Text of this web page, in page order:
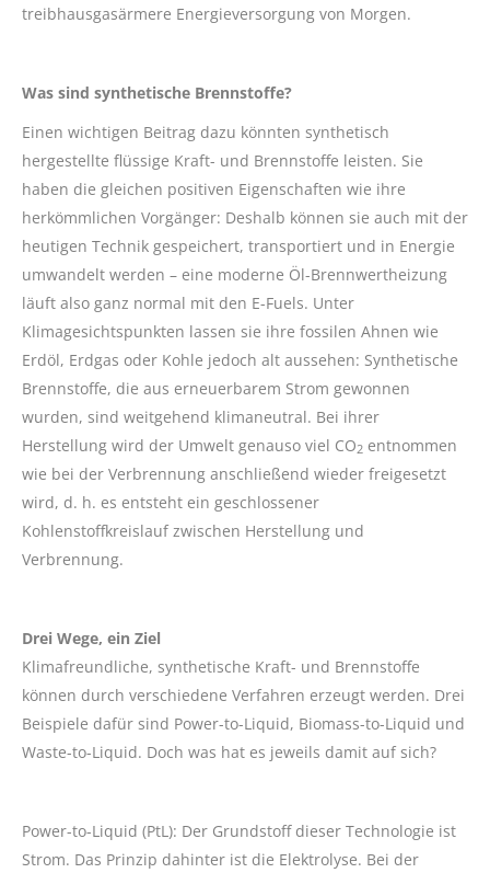
treibhausgasärmere Energieversorgung von Morgen.
Was sind synthetische Brennstoffe?
Einen wichtigen Beitrag dazu könnten synthetisch
hergestellte flüssige Kraft- und Brennstoffe leisten. Sie
haben die gleichen positiven Eigenschaften wie ihre
herkömmlichen Vorgänger: Deshalb können sie auch mit der
heutigen Technik gespeichert, transportiert und in Energie
umwandelt werden – eine moderne Öl-Brennwertheizung
läuft also ganz normal mit den E-Fuels. Unter
Klimagesichtspunkten lassen sie ihre fossilen Ahnen wie
Erdöl, Erdgas oder Kohle jedoch alt aussehen: Synthetische
Brennstoffe, die aus erneuerbarem Strom gewonnen
wurden, sind weitgehend klimaneutral. Bei ihrer
Herstellung wird der Umwelt genauso viel CO2 entnommen
wie bei der Verbrennung anschließend wieder freigesetzt
wird, d. h. es entsteht ein geschlossener
Kohlenstoffkreislauf zwischen Herstellung und
Verbrennung.
Drei Wege, ein Ziel
Klimafreundliche, synthetische Kraft- und Brennstoffe
können durch verschiedene Verfahren erzeugt werden. Drei
Beispiele dafür sind Power-to-Liquid, Biomass-to-Liquid und
Waste-to-Liquid. Doch was hat es jeweils damit auf sich?
Power-to-Liquid (PtL): Der Grundstoff dieser Technologie ist
Strom. Das Prinzip dahinter ist die Elektrolyse. Bei der